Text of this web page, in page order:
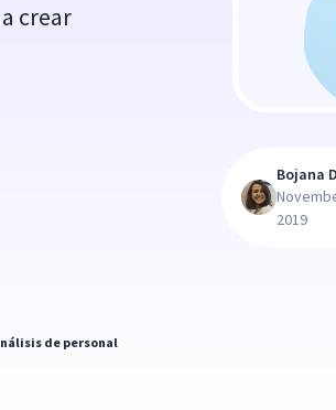
crear
de personal
Bojana
2019